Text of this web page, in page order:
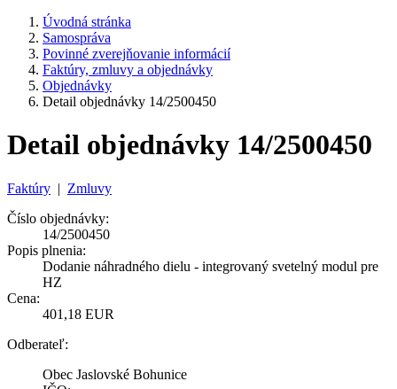
Úvodná stránka
Samospráva
Povinné zverejňovanie informácií
Faktúry, zmluvy a objednávky
Objednávky
Detail objednávky 14/2500450
Detail objednávky 14/2500450
Faktúry | Zmluvy
Číslo objednávky:
14/2500450
Popis plnenia:
Dodanie náhradného dielu - integrovaný svetelný modul pre
HZ
Cena:
401,18 EUR
Odberateľ:
Obec Jaslovské Bohunice